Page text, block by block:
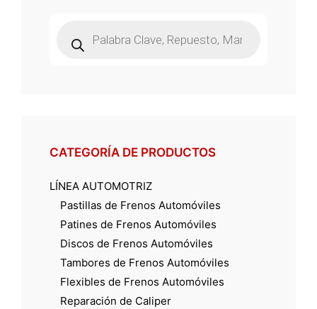
productos
CATEGORÍA DE PRODUCTOS
LÍNEA AUTOMOTRIZ
Pastillas de Frenos Automóviles
Patines de Frenos Automóviles
Discos de Frenos Automóviles
Tambores de Frenos Automóviles
Flexibles de Frenos Automóviles
Reparación de Caliper